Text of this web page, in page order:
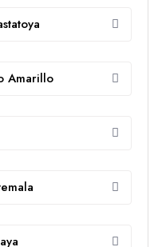
Amarillo